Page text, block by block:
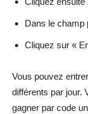
Dans le champ
Cliquez sur «
Vous pouvez
différents par jour.
gagner par code